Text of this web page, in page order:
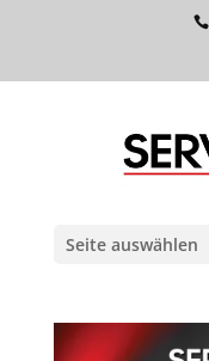
Seite auswählen